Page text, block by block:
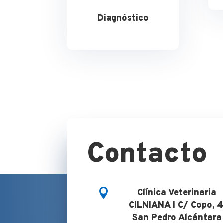
Diagnóstico
Contacto

Clínica Veterinaria
CILNIANA I C/ Copo,
San Pedro Alcántara